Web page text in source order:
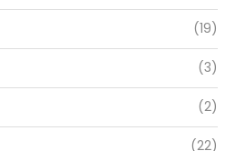
(19)
(3)
(2)
(22)